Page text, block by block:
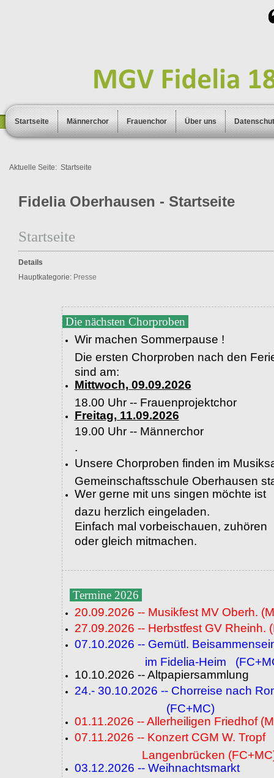
Startseite Männerchor Frauenchor Über uns
Aktuelle Seite: Startseite
Fidelia Oberhausen - Startseite
Startseite
Details
Hauptkategorie: Presse
Die nächsten Chorproben
Wir machen Sommerpause !
Die ersten Chorproben nach den
sind am:
Mittwoch, 09.09.2026
18.00 Uhr -- Frauenprojektchor
Freitag, 11.09.2026
19.00 Uhr -- Männerchor
.
Unsere Chorproben finden im
Gemeinschaftsschule Oberhausen
Wer gerne mit uns singen möchte ist
dazu herzlich eingeladen.
Einfach mal vorbeischauen, zuhören
oder gleich mitmachen.
Termine 2026
20.09.2026 -- Musikfest MV Oberh.
27.09.2026 -- Herbstfest GV Rheinh.
07.10.2026 -- Gemütl.
im Fidelia-Heim
10.10.2026 -- Altpapiersammlung
24.- 30.10.2026 -- Chorreise nach
(FC+MC)
01.11.2026 -- Allerheiligen Friedhof
07.11.2026 -- Konzert CGM W. Tropf
Langenbrücken
03.12.2026 -- Weihnachtsmarkt